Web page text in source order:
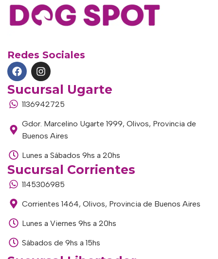
Redes Sociales
Sucursal Ugarte
1136942725
Gdor. Marcelino Ugarte 1999, Olivos, Provincia de
Buenos Aires
Lunes a Sábados 9hs a 20hs
Sucursal Corrientes
1145306985
Corrientes 1464, Olivos, Provincia de Buenos Aires
Lunes a Viernes 9hs a 20hs
Sábados de 9hs a 15hs